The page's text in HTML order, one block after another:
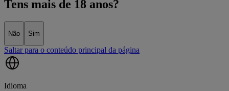
Tens mais de 18 anos?
Não Sim
Saltar para o conteúdo principal da página
Idioma